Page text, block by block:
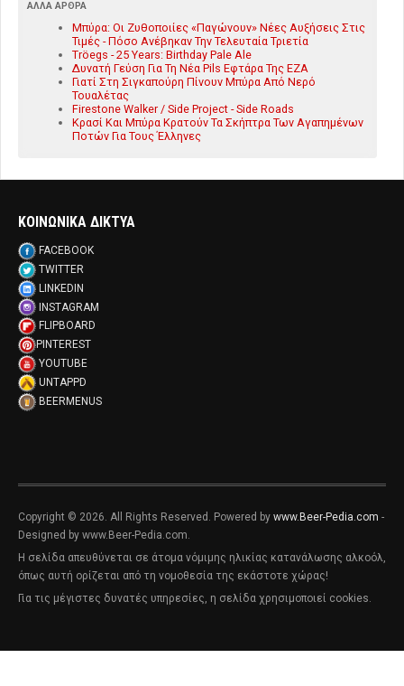
ΆΛΛΑ ΆΡΘΡΑ
Μπύρα: Οι Ζυθοποιίες «Παγώνουν» Νέες Αυξήσεις Στις
Τιμές - Πόσο Ανέβηκαν Την Τελευταία Τριετία
Tröegs - 25 Years: Birthday Pale Ale
Δυνατή Γεύση Για Τη Νέα Pils Εφτάρα Της ΕΖΑ
Γιατί Στη Σιγκαπούρη Πίνουν Μπύρα Από Νερό
Τουαλέτας
Firestone Walker / Side Project - Side Roads
Κρασί Και Μπύρα Κρατούν Τα Σκήπτρα Των Αγαπημένων
Ποτών Για Τους Έλληνες
ΚΟΙΝΩΝΙΚΑ ΔΙΚΤΥΑ
FACEBOOK
TWITTER
LINKEDIN
INSTAGRAM
FLIPBOARD
PINTEREST
YOUTUBE
UNTAPPD
BEERMENUS
Copyright © 2026. All Rights Reserved. Powered by www.Beer-Pedia.com -
Designed by www.Beer-Pedia.com.
Η σελίδα απευθύνεται σε άτομα νόμιμης ηλικίας κατανάλωσης αλκοόλ,
όπως αυτή ορίζεται από τη νομοθεσία της εκάστοτε χώρας!
Για τις μέγιστες δυνατές υπηρεσίες, η σελίδα χρησιμοποιεί cookies.